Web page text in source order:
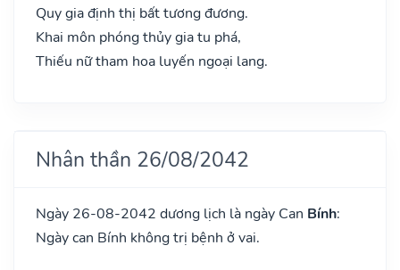
Quy gia định thị bất tương đương.
Khai môn phóng thủy gia tu phá,
Thiếu nữ tham hoa luyến ngoại lang.
Nhân thần 26/08/2042
Ngày 26-08-2042 dương lịch là ngày Can Bính:
Ngày can Bính không trị bệnh ở vai.